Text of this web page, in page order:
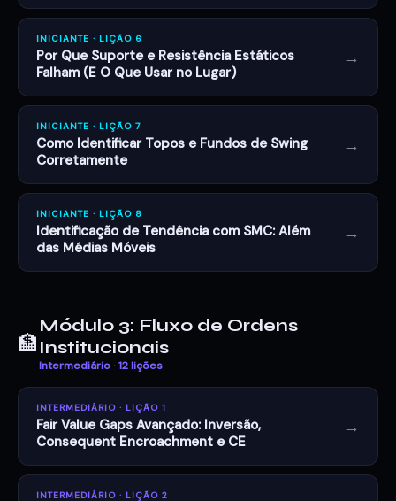
INICIANTE · LIÇÃO 6
Por Que Suporte e Resistência Estáticos
Falham (E O Que Usar no Lugar)
→
INICIANTE · LIÇÃO 7
Como Identificar Topos e Fundos de Swing
Corretamente
→
INICIANTE · LIÇÃO 8
Identificação de Tendência com SMC: Além
das Médias Móveis
→
🏦
Módulo 3: Fluxo de Ordens
Institucionais
Intermediário · 12 lições
INTERMEDIÁRIO · LIÇÃO 1
Fair Value Gaps Avançado: Inversão,
Consequent Encroachment e CE
→
INTERMEDIÁRIO · LIÇÃO 2